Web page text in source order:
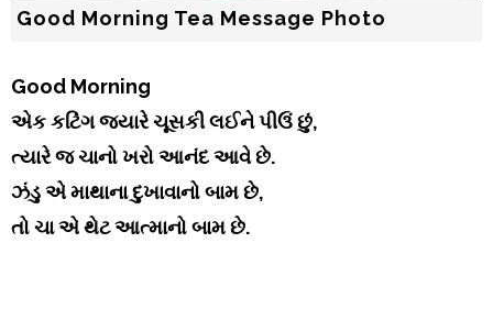
Good Morning Tea Message Photo
Good Morning
એક કટિંગ જ્યારે ચૂસકી લઈને પીઉં છું,
ત્યારે જ ચાનો ખરો આનંદ આવે છે.
ઝંડુ એ માથાના દુખાવાનો બામ છે,
તો ચા એ થેટ આત્માનો બામ છે.